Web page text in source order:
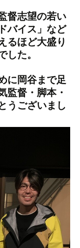
督志望の若い
バイス」など
るほど大盛り
た。
に岡谷まで足
監督・脚本・
うございまし